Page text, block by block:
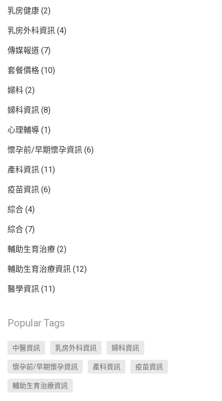
乳房健康(2)
乳房外科資訊(4)
傳媒報道(7)
套餐價格(10)
婦科(2)
婦科資訊(8)
心理輔導(1)
懷孕前/早期懷孕資訊(6)
產科資訊(11)
疫苗資訊(6)
綜合(4)
綜合(7)
輔助生育治療(2)
輔助生育治療資訊(12)
醫學資訊(11)
Popular Tags
中醫資訊 乳房外科資訊
婦科資訊
懷孕前/早期懷孕資訊
產科資訊
疫苗資訊
輔助生育治療資訊